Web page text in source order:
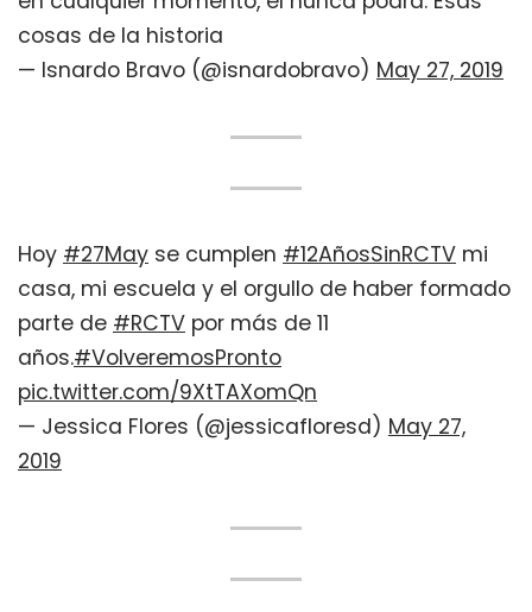
cosas de la historia
— Isnardo Bravo (@isnardobravo) May 27, 2019
Hoy #27May se cumplen #12AñosSinRCTV mi
casa, mi escuela y el orgullo de haber formado
parte de #RCTV por más de 11
años.#VolveremosPronto
pic.twitter.com/9XtTAXomQn
— Jessica Flores (@jessicafloresd) May 27,
2019